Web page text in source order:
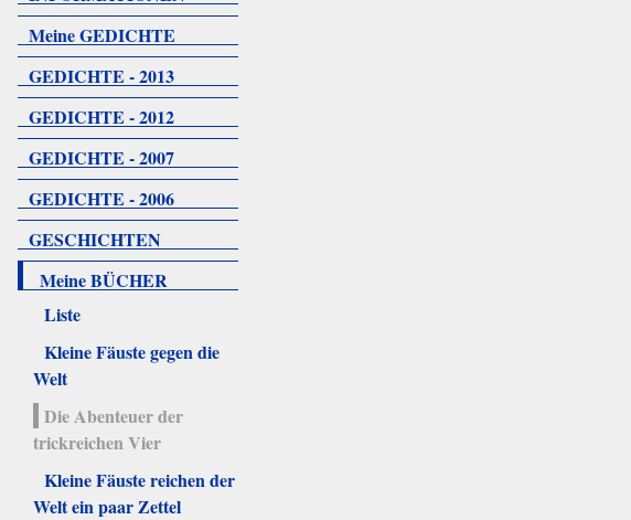
Meine GEDICHTE
GEDICHTE - 2013
GEDICHTE - 2012
GEDICHTE - 2007
GEDICHTE - 2006
GESCHICHTEN
Meine BÜCHER
Liste
Kleine Fäuste gegen die
Welt
Die Abenteuer der
trickreichen Vier
Kleine Fäuste reichen der
Welt ein paar Zettel